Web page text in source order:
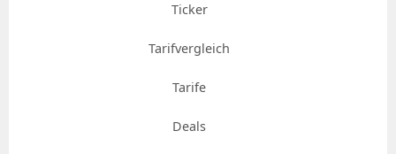
Ticker
Tarifvergleich
Tarife
Deals